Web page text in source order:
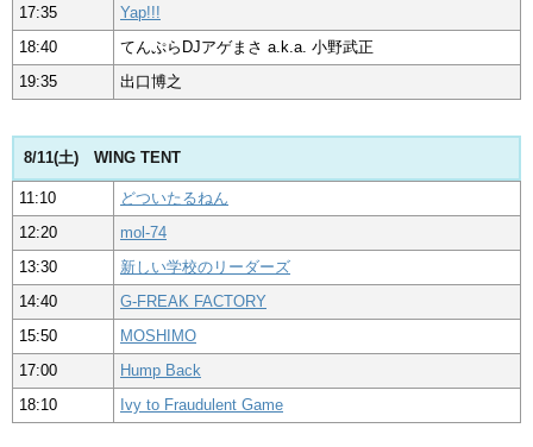
17:35
Yap!!!
18:40
てんぷらDJアゲまさ a.k.a. 小野武正
19:35
出口博之
8/11(土) WING TENT
11:10
どついたるねん
12:20
mol-74
13:30
新しい学校のリーダーズ
14:40
G-FREAK FACTORY
15:50
MOSHIMO
17:00
Hump Back
18:10
Ivy to Fraudulent Game